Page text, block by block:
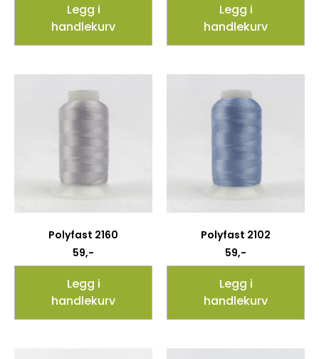
Legg i
handlekurv
Legg i
handlekurv
Polyfast 2160
59,-
Legg i
handlekurv
Polyfast 2102
59,-
Legg i
handlekurv